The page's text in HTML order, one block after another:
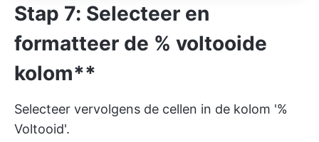
Stap 7: Selecteer en
formatteer de % voltooide
kolom**
Selecteer vervolgens de cellen in de kolom '%
Voltooid'.